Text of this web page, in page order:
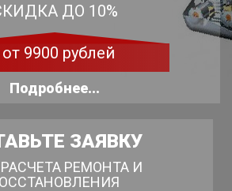
ДО 10%
от 9900 рублей
Подробнее...
ЗАЯВКУ
РЕМОНТА И